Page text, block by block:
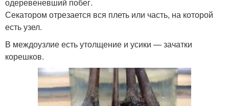
Секатором отрезается вся плеть или часть, на которой
есть узел.
В междоузлие есть утолщение и усики — зачатки
корешков.